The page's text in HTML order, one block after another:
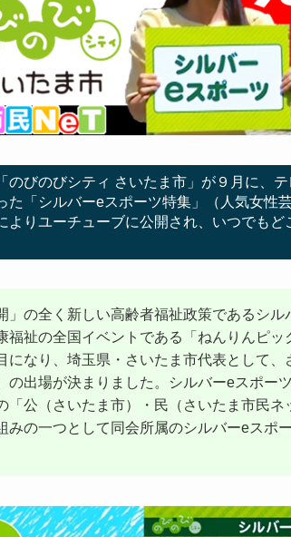
のびのびシティ さいたま市」が９月に、
た「シルバーeスポーツ特集」（人気女性
よりユーチューブに公開され、いつでもど
」の全く新しい高齢者福祉政策であるシ
福祉の全国イベントである「ねんりんピ
になり、埼玉県・さいたま市代表として
出場が決まりました。シルバーeスポー
「公（さいたま市）・民（さいたま市民ネ
みの一つとして同会所属のシルバーeスポ